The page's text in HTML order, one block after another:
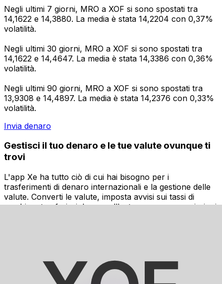
Negli ultimi 7 giorni, MRO a XOF si sono spostati tra
14,1622 e 14,3880. La media è stata 14,2204 con 0,37%
volatilità.
Negli ultimi 30 giorni, MRO a XOF si sono spostati tra
14,1622 e 14,4647. La media è stata 14,3386 con 0,36%
volatilità.
Negli ultimi 90 giorni, MRO a XOF si sono spostati tra
13,9308 e 14,4897. La media è stata 14,2376 con 0,33%
volatilità.
Invia denaro
Gestisci il tuo denaro e le tue valute ovunque ti
trovi
L'app Xe ha tutto ciò di cui hai bisogno per i
trasferimenti di denaro internazionali e la gestione delle
valute. Converti le valute, imposta avvisi sui tassi di
cambio e trasferisci denaro all'estero senza commissioni